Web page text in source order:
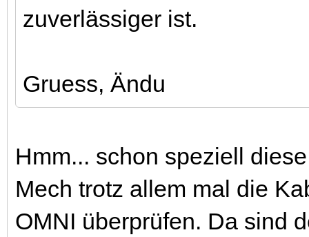
zuverlässiger ist.
Gruess, Ändu
Hmm... schon speziell
Mech trotz allem mal die
OMNI überprüfen. Da sind